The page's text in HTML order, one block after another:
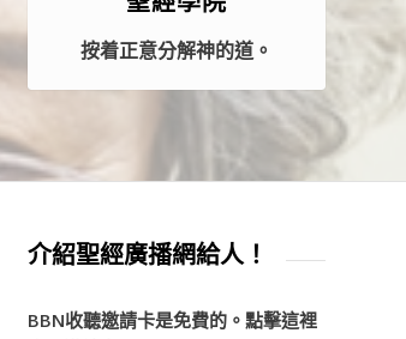
按着正意分解神的道。
介紹聖經廣播網給人！
BBN收聽邀請卡是免費的。點擊這裡